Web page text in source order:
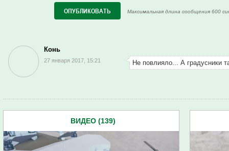
Максимальная длина сообщения 600
Конь
27 января 2017, 15:21 Не повлияло... А градусники
ВИДЕО (139)